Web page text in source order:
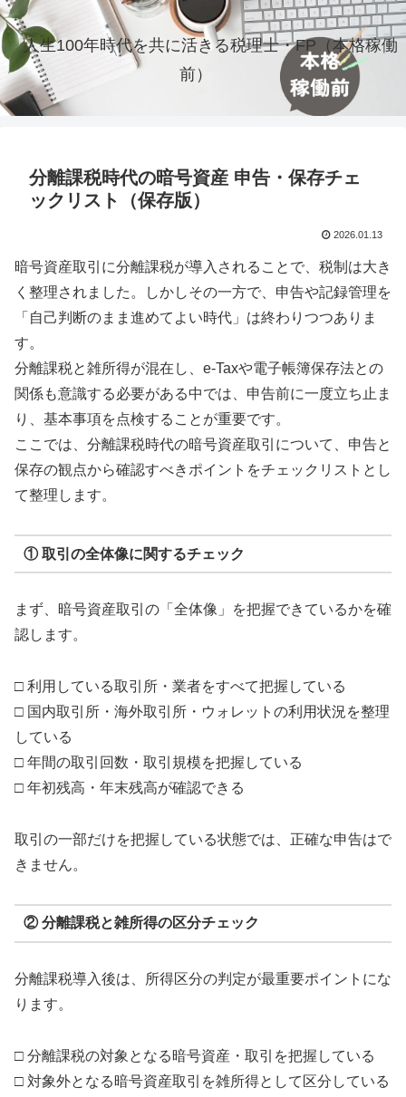
人生100年時代を共に活きる税理士・FP（本格稼働
前）
分離課税時代の暗号資産 申告・保存チェ
ックリスト（保存版）
2026.01.13
暗号資産取引に分離課税が導入されることで、税制は大き
く整理されました。しかしその一方で、申告や記録管理を
「自己判断のまま進めてよい時代」は終わりつつありま
す。
分離課税と雑所得が混在し、e-Taxや電子帳簿保存法との
関係も意識する必要がある中では、申告前に一度立ち止ま
り、基本事項を点検することが重要です。
ここでは、分離課税時代の暗号資産取引について、申告と
保存の観点から確認すべきポイントをチェックリストとし
て整理します。
① 取引の全体像に関するチェック
まず、暗号資産取引の「全体像」を把握できているかを確
認します。
□ 利用している取引所・業者をすべて把握している
□ 国内取引所・海外取引所・ウォレットの利用状況を整理
している
□ 年間の取引回数・取引規模を把握している
□ 年初残高・年末残高が確認できる
取引の一部だけを把握している状態では、正確な申告はで
きません。
② 分離課税と雑所得の区分チェック
分離課税導入後は、所得区分の判定が最重要ポイントにな
ります。
□ 分離課税の対象となる暗号資産・取引を把握している
□ 対象外となる暗号資産取引を雑所得として区分している